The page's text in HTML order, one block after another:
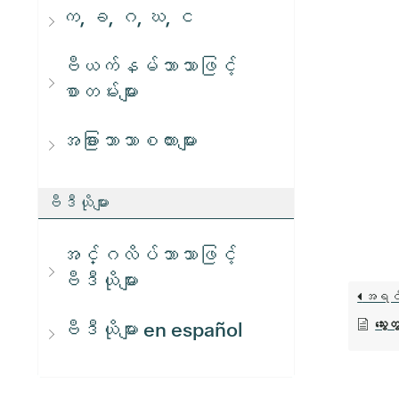
က, ခ, ဂ, ဃ, င
ဗီယက်နမ်ဘာသာဖြင့်
စာတမ်းများ
အခြားဘာသာစကားများ
ဗီဒီယိုများ
အင်္ဂလိပ်ဘာသာဖြင့်
ဗီဒီယိုများ
ဗီဒီယိုများ en español
အရ
သွေ